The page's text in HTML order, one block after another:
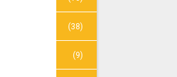
(38)
(9)